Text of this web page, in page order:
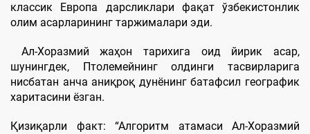
классик Европа дарсликлари фақат ўзбекистонлик
олим асарларининг таржималари эди.
Ал-Хоразмий жаҳон тарихига оид йирик асар,
шунингдек, Птолемейнинг олдинги тасвирларига
нисбатан анча аниқроқ дунёнинг батафсил географик
харитасини ёзган.
Қизиқарли факт: “Алгоритм атамаси Ал-Хоразмий